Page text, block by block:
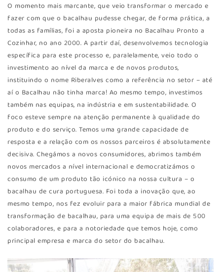
O momento mais marcante, que veio transformar o mercado e
fazer com que o bacalhau pudesse chegar, de forma prática, a
todas as famílias, foi a aposta pioneira no Bacalhau Pronto a
Cozinhar, no ano 2000. A partir daí, desenvolvemos tecnologia
específica para este processo e, paralelamente, veio todo o
investimento ao nível da marca e de novos produtos,
instituindo o nome Riberalves como a referência no setor – até
aí o Bacalhau não tinha marca! Ao mesmo tempo, investimos
também nas equipas, na indústria e em sustentabilidade. O
foco esteve sempre na atenção permanente à qualidade do
produto e do serviço. Temos uma grande capacidade de
resposta e a relação com os nossos parceiros é absolutamente
decisiva. Chegámos a novos consumidores, abrimos também
novos mercados a nível internacional e democratizámos o
consumo de um produto tão icónico na nossa cultura – o
bacalhau de cura portuguesa. Foi toda a inovação que, ao
mesmo tempo, nos fez evoluir para a maior fábrica mundial de
transformação de bacalhau, para uma equipa de mais de 500
colaboradores, e para a notoriedade que temos hoje, como
principal empresa e marca do setor do bacalhau.